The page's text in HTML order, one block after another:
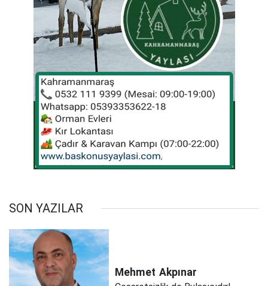
SON YAZILAR
Mehmet Akpınar